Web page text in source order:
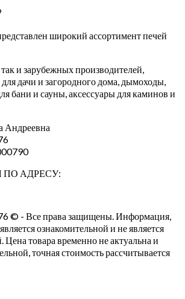
широкий ассортимент печей
и зарубежных производителей,
дачи и загородного дома, дымоходы,
бани и сауны, аксессуары для каминов и
Андреевна⁠
АДРЕСУ:
© - Все права защищены. Информация,
ознакомительной и не является
товара временно не актуальна и
точная стоимость рассчитывается